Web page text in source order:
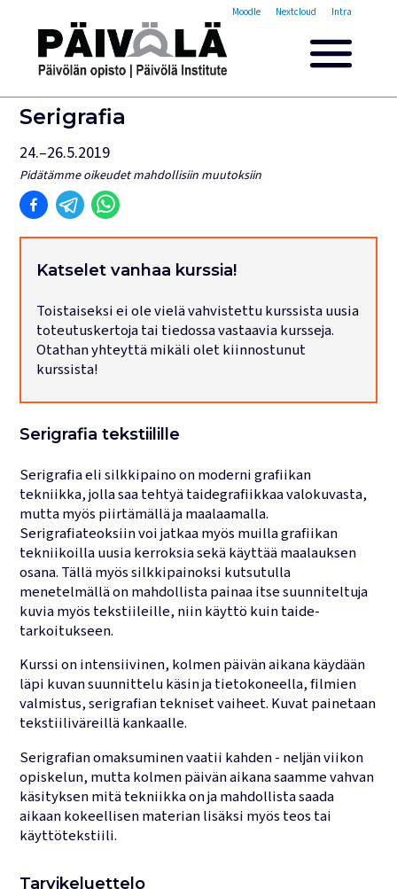
Moodle Nextcloud Intra
Yleisakatemia
Lyhytkurssit
Päivölän opisto
Opiskelijatarinoita
Tilat ja majoitus
Kokous- ja juhlatilat
Tarjoilut ja ruokailut
Leirit
Lukujärjestykset
Serigrafia
24.–26.5.2019
Pidätämme oikeudet mahdollisiin muutoksiin
Katselet vanhaa kurssia!
Toistaiseksi ei ole vielä vahvistettu kurssista uusia
toteutuskertoja tai tiedossa vastaavia kursseja.
Otathan yhteyttä mikäli olet kiinnostunut
kurssista!
Serigrafia tekstiilille
Serigrafia eli silkkipaino on moderni grafiikan
tekniikka, jolla saa tehtyä taidegrafiikkaa valokuvasta,
mutta myös piirtämällä ja maalaamalla.
Serigrafiateoksiin voi jatkaa myös muilla grafiikan
tekniikoilla uusia kerroksia sekä käyttää maalauksen
osana. Tällä myös silkkipainoksi kutsutulla
menetelmällä on mahdollista painaa itse suunniteltuja
kuvia myös tekstiileille, niin käyttö kuin taide-
tarkoitukseen.
Kurssi on intensiivinen, kolmen päivän aikana käydään
läpi kuvan suunnittelu käsin ja tietokoneella, filmien
valmistus, serigrafian tekniset vaiheet. Kuvat painetaan
tekstiiliväreillä kankaalle.
Serigrafian omaksuminen vaatii kahden - neljän viikon
opiskelun, mutta kolmen päivän aikana saamme vahvan
käsityksen mitä tekniikka on ja mahdollista saada
aikaan kokeellisen materian lisäksi myös teos tai
käyttötekstiili.
Tarvikeluettelo